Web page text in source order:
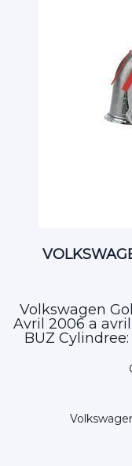
Volkswagen
Avril 2006 a
BUZ